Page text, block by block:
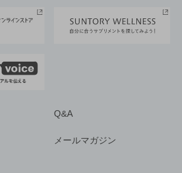
Q&A
メールマガジン